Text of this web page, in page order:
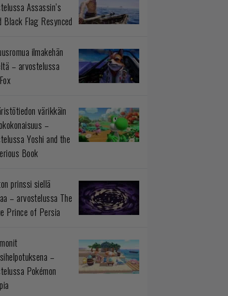
Assassin’s
Black Flag Resynced
ilmakehän
– arvostelussa
värikkäin
–
Yoshi and the
Book
prinssi siellä
– arvostelussa The
Prince of Persia
–
Pokémon